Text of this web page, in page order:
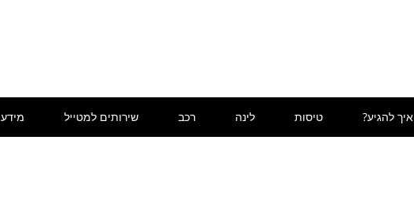
איך להגיע? טיסות לינה רכב שירותים למטייל מידע